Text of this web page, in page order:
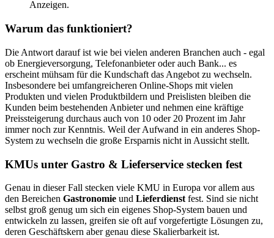
Anzeigen.
Warum das funktioniert?
Die Antwort darauf ist wie bei vielen anderen Branchen auch - egal
ob Energieversorgung, Telefonanbieter oder auch Bank... es
erscheint mühsam für die Kundschaft das Angebot zu wechseln.
Insbesondere bei umfangreicheren Online-Shops mit vielen
Produkten und vielen Produktbildern und Preislisten bleiben die
Kunden beim bestehenden Anbieter und nehmen eine kräftige
Preissteigerung durchaus auch von 10 oder 20 Prozent im Jahr
immer noch zur Kenntnis. Weil der Aufwand in ein anderes Shop-
System zu wechseln die große Ersparnis nicht in Aussicht stellt.
KMUs unter Gastro & Lieferservice stecken fest
Genau in dieser Fall stecken viele KMU in Europa vor allem aus
den Bereichen Gastronomie und Lieferdienst fest. Sind sie nicht
selbst groß genug um sich ein eigenes Shop-System bauen und
entwickeln zu lassen, greifen sie oft auf vorgefertigte Lösungen zu,
deren Geschäftskern aber genau diese Skalierbarkeit ist.